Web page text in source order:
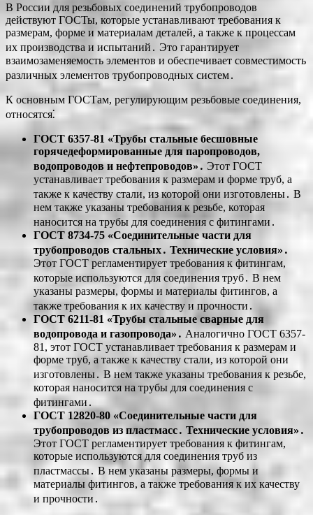
В России для резьбовых соединений трубопроводов
действуют ГОСТы, которые устанавливают требования к
размерам, форме и материалам деталей, а также к процессам
их производства и испытаний․ Это гарантирует
взаимозаменяемость элементов и обеспечивает совместимость
различных элементов трубопроводных систем․
К основным ГОСТам, регулирующим резьбовые соединения,
относятся⁚
ГОСТ 6357-81 «Трубы стальные бесшовные
горячедеформированные для паропроводов,
водопроводов и нефтепроводов»․ Этот ГОСТ
устанавливает требования к размерам и форме труб, а
также к качеству стали, из которой они изготовлены․ В
нем также указаны требования к резьбе, которая
наносится на трубы для соединения с фитингами․
ГОСТ 8734-75 «Соединительные части для
трубопроводов стальных․ Технические условия»․
Этот ГОСТ регламентирует требования к фитингам,
которые используются для соединения труб․ В нем
указаны размеры, формы и материалы фитингов, а
также требования к их качеству и прочности․
ГОСТ 6211-81 «Трубы стальные сварные для
водопровода и газопровода»․ Аналогично ГОСТ 6357-
81, этот ГОСТ устанавливает требования к размерам и
форме труб, а также к качеству стали, из которой они
изготовлены․ В нем также указаны требования к резьбе,
которая наносится на трубы для соединения с
фитингами․
ГОСТ 12820-80 «Соединительные части для
трубопроводов из пластмасс․ Технические условия»․
Этот ГОСТ регламентирует требования к фитингам,
которые используются для соединения труб из
пластмассы․ В нем указаны размеры, формы и
материалы фитингов, а также требования к их качеству
и прочности․